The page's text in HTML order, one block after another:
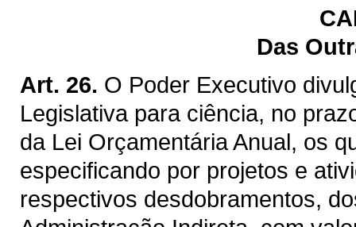
Das
Art. 26. O Poder Executivo
Legislativa para ciência, no
da Lei Orçamentária Anual, os
especificando por projetos e
respectivos desdobramentos,